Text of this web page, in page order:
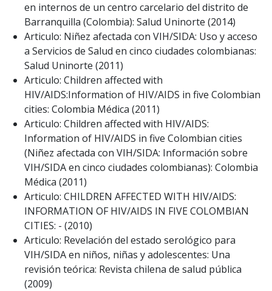
en internos de un centro carcelario del distrito de
Barranquilla (Colombia): Salud Uninorte (2014)
Articulo: Niñez afectada con VIH/SIDA: Uso y acceso
a Servicios de Salud en cinco ciudades colombianas:
Salud Uninorte (2011)
Articulo: Children affected with
HIV/AIDS:Information of HIV/AIDS in five Colombian
cities: Colombia Médica (2011)
Articulo: Children affected with HIV/AIDS:
Information of HIV/AIDS in five Colombian cities
(Niñez afectada con VIH/SIDA: Información sobre
VIH/SIDA en cinco ciudades colombianas): Colombia
Médica (2011)
Articulo: CHILDREN AFFECTED WITH HIV/AIDS:
INFORMATION OF HIV/AIDS IN FIVE COLOMBIAN
CITIES: - (2010)
Articulo: Revelación del estado serológico para
VIH/SIDA en niños, niñas y adolescentes: Una
revisión teórica: Revista chilena de salud pública
(2009)